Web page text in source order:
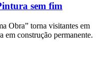
sem fim
Obra” torna visitantes em
em construção permanente.